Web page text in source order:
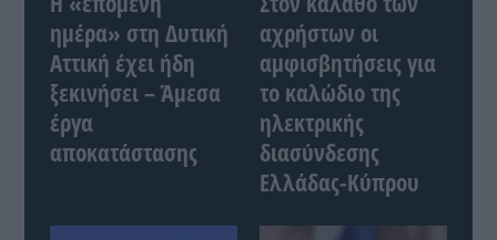
ημέρα» στη Δυτική
Αττική έχει ήδη
ξεκινήσει – Άμεσα
έργα
αποκατάστασης
αχρήστων οι
αμφισβητήσεις για
το καλώδιο της
ηλεκτρικής
διασύνδεσης
Ελλάδας-Κύπρου